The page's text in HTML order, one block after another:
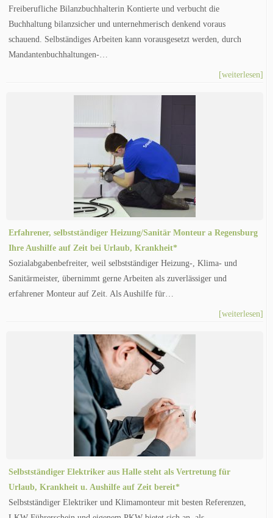
Freiberufliche Bilanzbuchhalterin Kontierte und verbucht die
Buchhaltung bilanzsicher und unternehmerisch denkend voraus
schauend. Selbständiges Arbeiten kann vorausgesetzt werden, durch
Mandantenbuchhaltungen-…
[weiterlesen]
Erfahrener, selbstständiger Heizung/Sanitär Monteur a Regensburg
Ihre Aushilfe auf Zeit bei Urlaub, Krankheit*
Sozialabgabenbefreiter, weil selbstständiger Heizung-, Klima- und
Sanitärmeister, übernimmt gerne Arbeiten als zuverlässiger und
erfahrener Monteur auf Zeit. Als Aushilfe für…
[weiterlesen]
Selbstständiger Elektriker aus Halle steht als Vertretung für
Urlaub, Krankheit u. Aushilfe auf Zeit bereit*
Selbstständiger Elektriker und Klimamonteur mit besten Referenzen,